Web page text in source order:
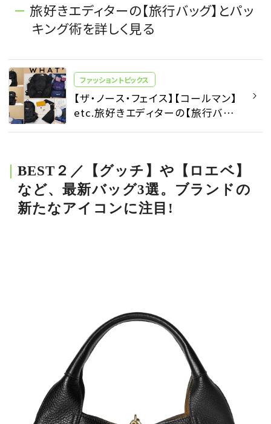
旅好きエディターの【旅行バッグ】とパッ
キング術を詳しく見る
ファッショントピックス
【ザ・ノース・フェイス】【コールマン】
etc.旅好きエディターの【旅行バッ
BEST２／【グッチ】や【ロエベ】
など、最新バッグ3選。ブランドの
新たなアイコンに注目!